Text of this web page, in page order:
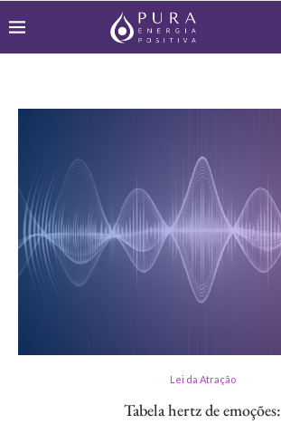
Lei da Atração
Tabela hertz de emoções: